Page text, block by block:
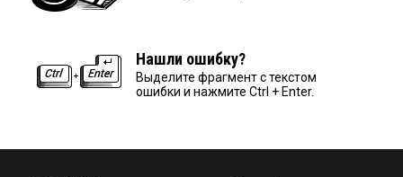
Нашли ошибку?
Выделите фрагмент с текстом
ошибки и нажмите Ctrl + Enter.